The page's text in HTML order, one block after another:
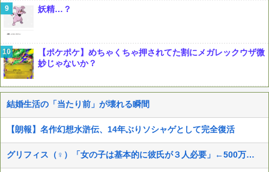
妖精…？
【ポケポケ】めちゃくちゃ押されてた割にメガレックウザ微
妙じゃないか？
結婚生活の「当たり前」が壊れる瞬間
【朗報】名作幻想水滸伝、14年ぶりソシャゲとして完全復活
グリフィス（♀）「女の子は基本的に彼氏が３人必要」←500万バズwww